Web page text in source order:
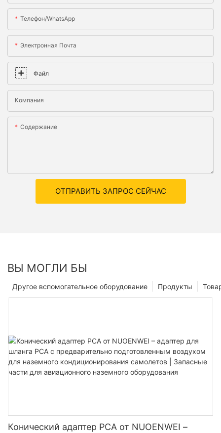
Телефон/WhatsApp
Электронная Почта
Файл
Компания
Содержание
ОТПРАВИТЬ ЗАПРОС СЕЙЧАС
ВЫ МОГЛИ БЫ
Продукты
Другое вспомогательное оборудование
Конический адаптер PCA от NUOENWEI –